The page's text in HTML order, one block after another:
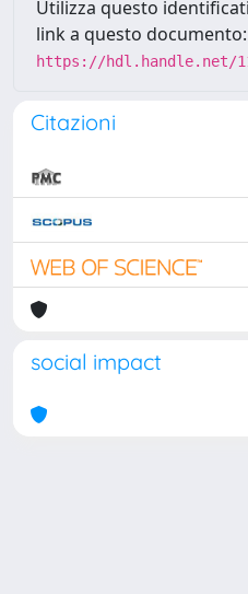
Utilizza questo
link a questo documento:
https://hdl.handle.net/
Citazioni
social impact